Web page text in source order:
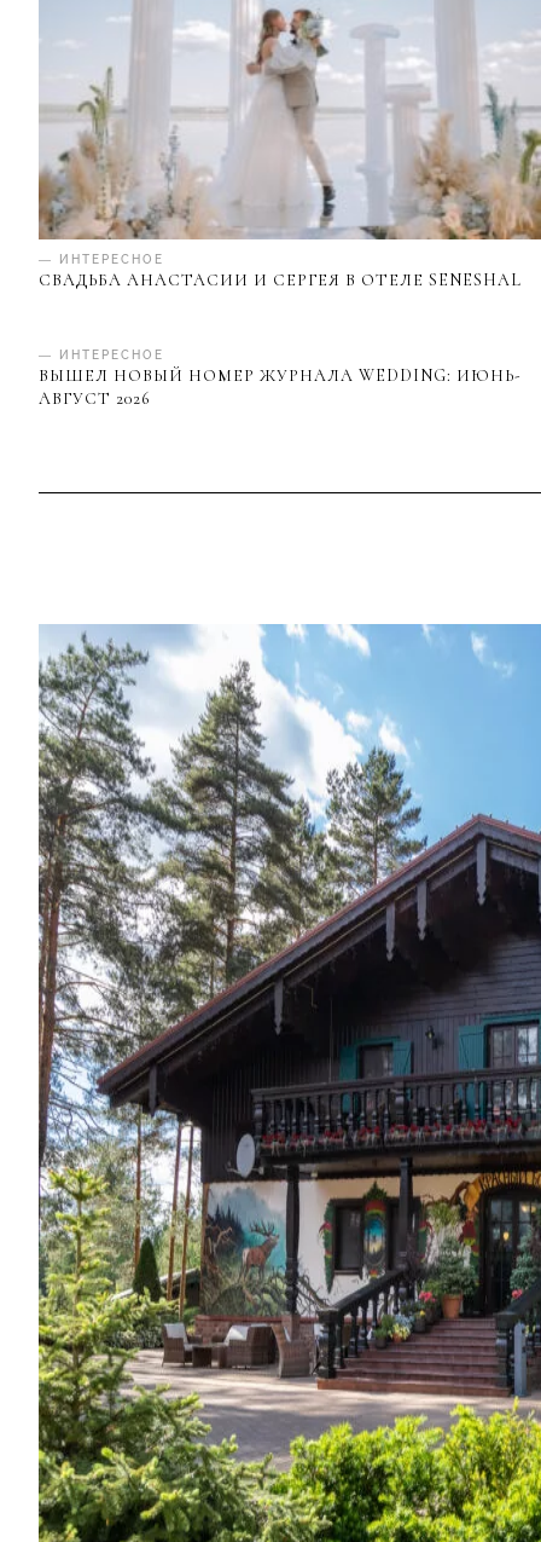
— ИНТЕРЕСНОЕ
СВАДЬБА АНАСТАСИИ И СЕРГЕЯ В ОТЕЛЕ SENESHAL
— ИНТЕРЕСНОЕ
ВЫШЕЛ НОВЫЙ НОМЕР ЖУРНАЛА WEDDING: ИЮНЬ-
АВГУСТ 2026